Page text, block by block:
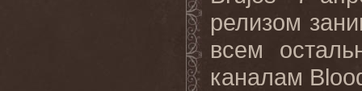
релизом
всем
каналам